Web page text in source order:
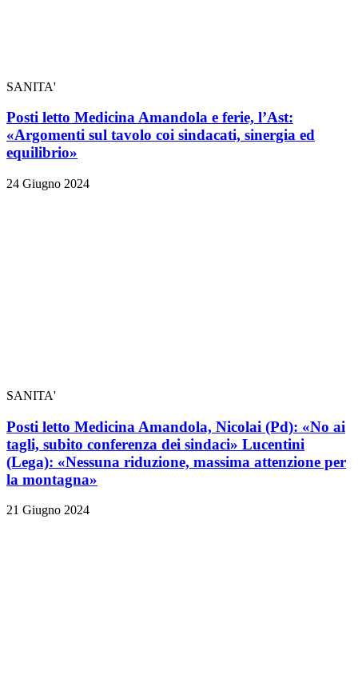
SANITA'
Posti letto Medicina Amandola e ferie, l’Ast:
«Argomenti sul tavolo coi sindacati, sinergia ed
equilibrio»
24 Giugno 2024
SANITA'
Posti letto Medicina Amandola, Nicolai (Pd): «No ai
tagli, subito conferenza dei sindaci» Lucentini
(Lega): «Nessuna riduzione, massima attenzione per
la montagna»
21 Giugno 2024